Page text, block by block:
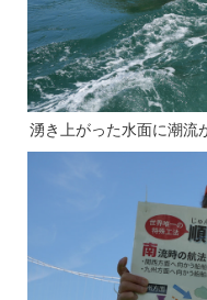
湧き上がった水面に潮流